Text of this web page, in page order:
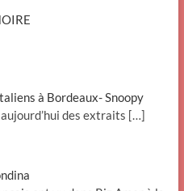
à Bordeaux- Snoopy
des extraits […]